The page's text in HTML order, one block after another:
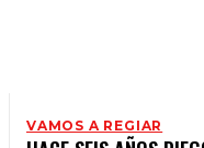
VAMOS A REGIAR